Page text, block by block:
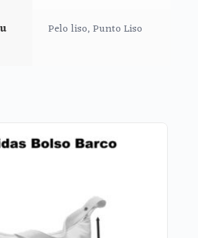
Pelo liso, Punto Liso